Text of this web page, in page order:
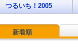
つるいち！2005
新着順